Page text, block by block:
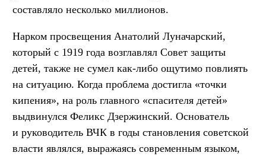
составляло несколько миллионов.
Нарком просвещения Анатолий Луначарский,
который с 1919 года возглавлял Совет защиты
детей, также не сумел как-либо ощутимо повлиять
на ситуацию. Когда проблема достигла «точки
кипения», на роль главного «спасителя детей»
выдвинулся Феликс Дзержинский. Основатель
и руководитель ВЧК в годы становления советской
власти являлся, выражаясь современным языком,